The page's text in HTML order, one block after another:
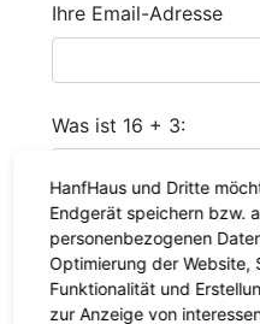
Ihre Email-Adresse
Was ist 16 + 3:
Zurück
HanfHaus und Dritte
Endgerät speichern bzw.
personenbezogenen
Optimierung der Website,
Funktionalität und
zur Anzeige von